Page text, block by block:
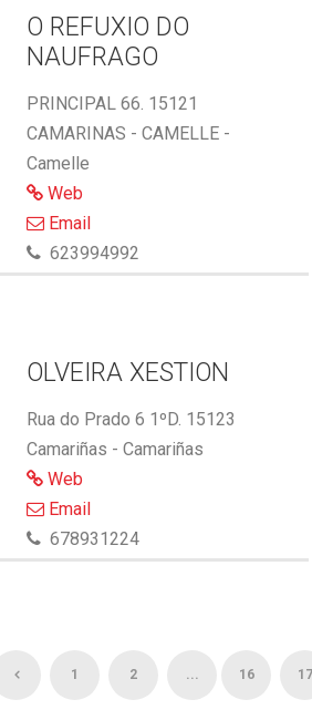
O REFUXIO DO
NAUFRAGO
PRINCIPAL 66. 15121
CAMARINAS - CAMELLE -
Camelle
Web
Email
623994992
OLVEIRA XESTION
Rua do Prado 6 1ºD. 15123
Camariñas - Camariñas
Web
Email
678931224
1 2 ... 16 17